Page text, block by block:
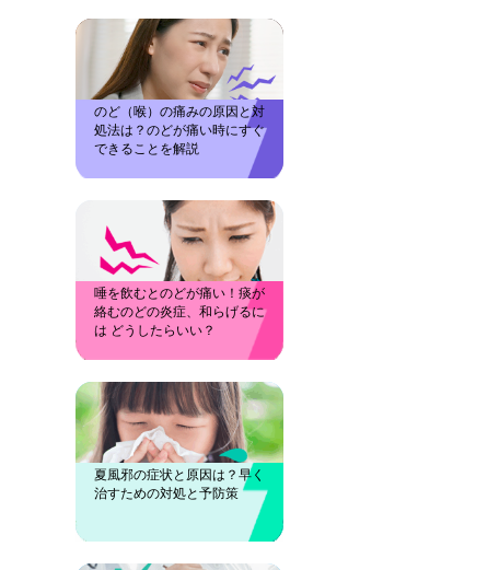
のど（喉）の痛みの原因と対
処法は？のどが痛い時にすぐ
できることを解説
唾を飲むとのどが痛い！痰が
絡むのどの炎症、和らげるに
は どうしたらいい？
夏風邪の症状と原因は？早く
治すための対処と予防策